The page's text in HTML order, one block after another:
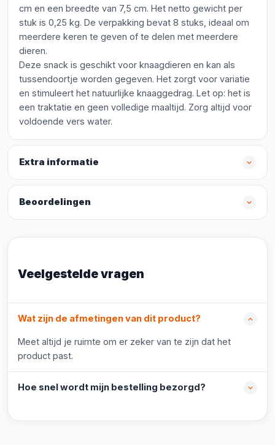
cm en een breedte van 7,5 cm. Het netto gewicht per
stuk is 0,25 kg. De verpakking bevat 8 stuks, ideaal om
meerdere keren te geven of te delen met meerdere
dieren.
Deze snack is geschikt voor knaagdieren en kan als
tussendoortje worden gegeven. Het zorgt voor variatie
en stimuleert het natuurlijke knaaggedrag. Let op: het is
een traktatie en geen volledige maaltijd. Zorg altijd voor
voldoende vers water.
Extra informatie
Beoordelingen
Veelgestelde vragen
Wat zijn de afmetingen van dit product?
Meet altijd je ruimte om er zeker van te zijn dat het
product past.
Hoe snel wordt mijn bestelling bezorgd?